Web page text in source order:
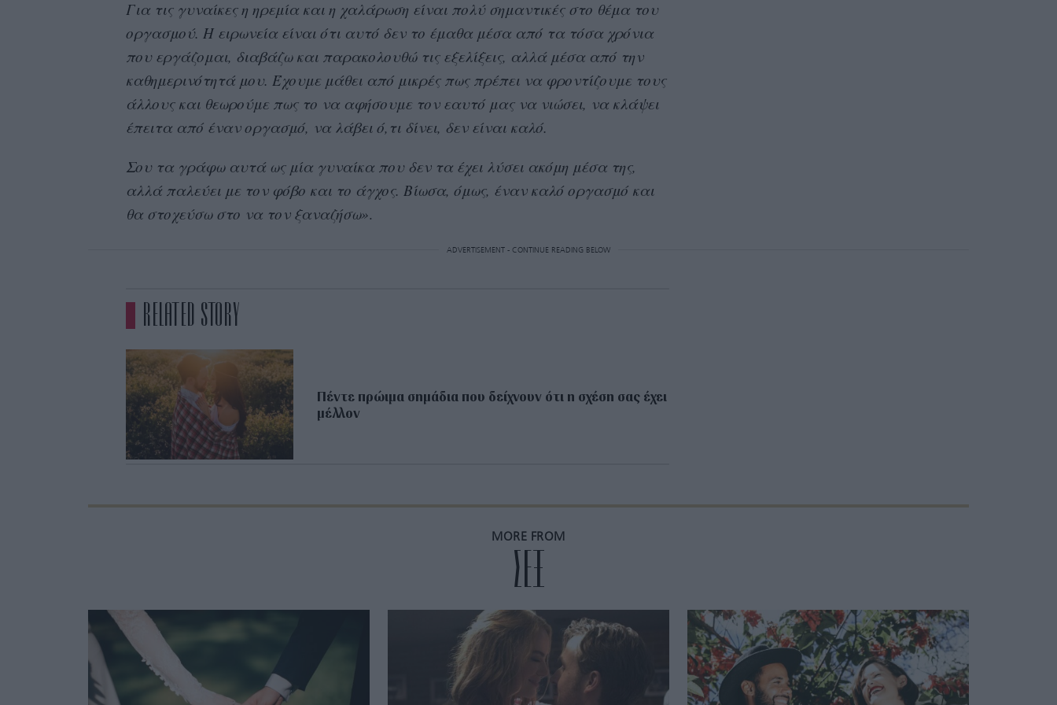
Για τις γυναίκες η ηρεμία και η χαλάρωση είναι πολύ σημαντικές στο θέμα του
οργασμού. Η ειρωνεία είναι ότι αυτό δεν το έμαθα μέσα από τα τόσα χρόνια
που εργάζομαι, διαβάζω και παρακολουθώ τις εξελίξεις, αλλά μέσα από την
καθημερινότητά μου. Έχουμε μάθει από μικρές πως πρέπει να φροντίζουμε τους
άλλους και θεωρούμε πως το να αφήσουμε τον εαυτό μας να νιώσει, να κλάψει
έπειτα από έναν οργασμό, να λάβει ό,τι δίνει, δεν είναι καλό.
Σου τα γράφω αυτά ως μία γυναίκα που δεν τα έχει λύσει ακόμη μέσα της,
αλλά παλεύει με τον φόβο και το άγχος. Βίωσα, όμως, έναν καλό οργασμό και
θα στοχεύσω στο να τον ξαναζήσω».
ADVERTISEMENT - CONTINUE READING BELOW
RELATED STORY
Πέντε πρώιμα σημάδια που δείχνουν ότι η σχέση σας έχει
μέλλον
MORE FROM
ΣΕΞ